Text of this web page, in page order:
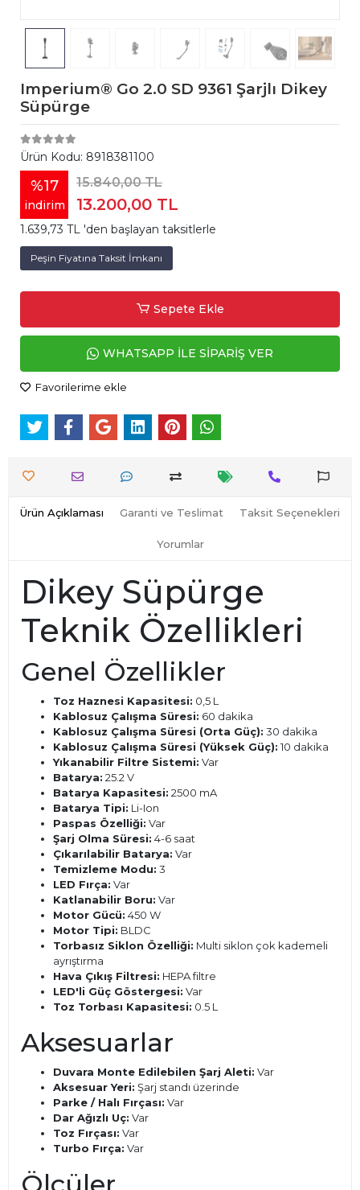
Imperium® Go 2.0 SD 9361 Şarjlı Dikey
Süpürge
Ürün Kodu: 8918381100
%17
indirim
15.840,00 TL
13.200,00 TL
1.639,73 TL 'den başlayan taksitlerle
Peşin Fiyatına Taksit İmkanı
Sepete Ekle
WHATSAPP İLE SİPARİŞ VER
Favorilerime ekle
Ürün Açıklaması Garanti ve Teslimat Taksit Seçenekleri
Yorumlar
Dikey Süpürge
Teknik Özellikleri
Genel Özellikler
Toz Haznesi Kapasitesi: 0,5 L
Kablosuz Çalışma Süresi: 60 dakika
Kablosuz Çalışma Süresi (Orta Güç): 30 dakika
Kablosuz Çalışma Süresi (Yüksek Güç): 10 dakika
Yıkanabilir Filtre Sistemi: Var
Batarya: 25.2 V
Batarya Kapasitesi: 2500 mA
Batarya Tipi: Li-Ion
Paspas Özelliği: Var
Şarj Olma Süresi: 4-6 saat
Çıkarılabilir Batarya: Var
Temizleme Modu: 3
LED Fırça: Var
Katlanabilir Boru: Var
Motor Gücü: 450 W
Motor Tipi: BLDC
Torbasız Siklon Özelliği: Multi siklon çok kademeli
ayrıştırma
Hava Çıkış Filtresi: HEPA filtre
LED'li Güç Göstergesi: Var
Toz Torbası Kapasitesi: 0.5 L
Aksesuarlar
Duvara Monte Edilebilen Şarj Aleti: Var
Aksesuar Yeri: Şarj standı üzerinde
Parke / Halı Fırçası: Var
Dar Ağızlı Uç: Var
Toz Fırçası: Var
Turbo Fırça: Var